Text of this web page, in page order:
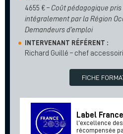
4655 € – Coût pédagogique
intégralement par la Région
Demandeurs d’emploi
INTERVENANT RÉFÉRENT :
Richard Guillé – chef
FICHE
Label
l’excellence
récompensée